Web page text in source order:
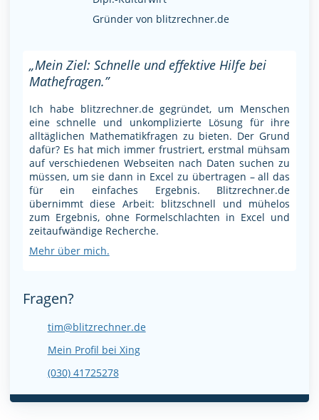
Gründer von blitzrechner.de
„Mein Ziel: Schnelle und effektive Hilfe bei
Mathefragen.”
Ich habe blitzrechner.de gegründet, um Menschen
eine schnelle und unkomplizierte Lösung für ihre
alltäglichen Mathematikfragen zu bieten. Der Grund
dafür? Es hat mich immer frustriert, erstmal mühsam
auf verschiedenen Webseiten nach Daten suchen zu
müssen, um sie dann in Excel zu übertragen – all das
für ein einfaches Ergebnis. Blitzrechner.de
übernimmt diese Arbeit: blitzschnell und mühelos
zum Ergebnis, ohne Formelschlachten in Excel und
zeitaufwändige Recherche.
Mehr über mich.
Fragen?
tim@blitzrechner.de
Mein Profil bei Xing
(030) 41725278